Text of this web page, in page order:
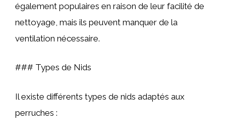
également populaires en raison de leur facilité de
nettoyage, mais ils peuvent manquer de la
ventilation nécessaire.
### Types de Nids
Il existe différents types de nids adaptés aux
perruches :